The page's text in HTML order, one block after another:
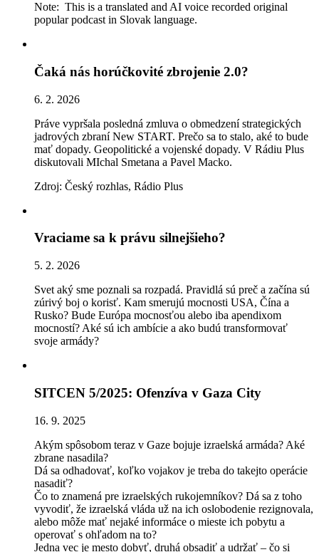
Note: This is a translated and AI voice recorded original
popular podcast in Slovak language.
Čaká nás horúčkovité zbrojenie 2.0?
6. 2. 2026
Práve vypršala posledná zmluva o obmedzení strategických
jadrových zbraní New START. Prečo sa to stalo, aké to bude
mať dopady. Geopolitické a vojenské dopady. V Rádiu Plus
diskutovali MIchal Smetana a Pavel Macko.
Zdroj: Český rozhlas, Rádio Plus
Vraciame sa k právu silnejšieho?
5. 2. 2026
Svet aký sme poznali sa rozpadá. Pravidlá sú preč a začína sú
zúrivý boj o korisť. Kam smerujú mocnosti USA, Čína a
Rusko? Bude Európa mocnosťou alebo iba apendixom
mocností? Aké sú ich ambície a ako budú transformovať
svoje armády?
SITCEN 5/2025: Ofenzíva v Gaza City
16. 9. 2025
Akým spôsobom teraz v Gaze bojuje izraelská armáda? Aké
zbrane nasadila?
Dá sa odhadovať, koľko vojakov je treba do takejto operácie
nasadiť?
Čo to znamená pre izraelských rukojemníkov? Dá sa z toho
vyvodiť, že izraelská vláda už na ich oslobodenie rezignovala,
alebo môže mať nejaké informáce o mieste ich pobytu a
operovať s ohľadom na to?
Jedna vec je mesto dobyť, druhá obsadiť a udržať – čo si